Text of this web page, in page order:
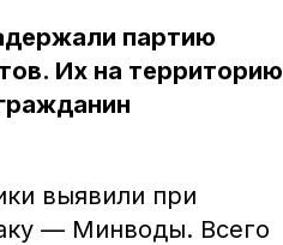
партию
Их на территорию
выявили при
— Минводы. Всего